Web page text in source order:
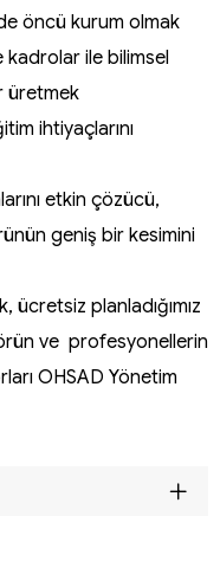
öncü kurum olmak
kadrolar ile bilimsel
üretmek
ihtiyaçlarını
etkin çözücü,
geniş bir kesimini
planladığımız
ve profesyonellerin
OHSAD Yönetim